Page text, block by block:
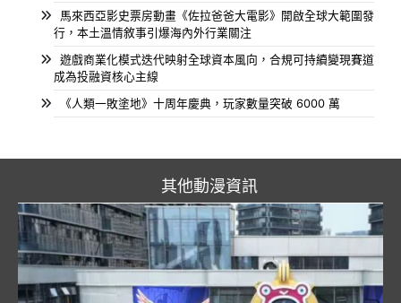
馬來西亞影史票房動畫《佐拉爸爸大電影》開啟全球大範圍發
行，本土溫情敘事引爆海內外行業關注
遊戲商業化模式迭代映射全球資本風向，合規可持續變現賽道
成為投融資核心主線
《人類一敗塗地》十周年慶典，玩家數量突破 6000 萬
其他動漫資訊